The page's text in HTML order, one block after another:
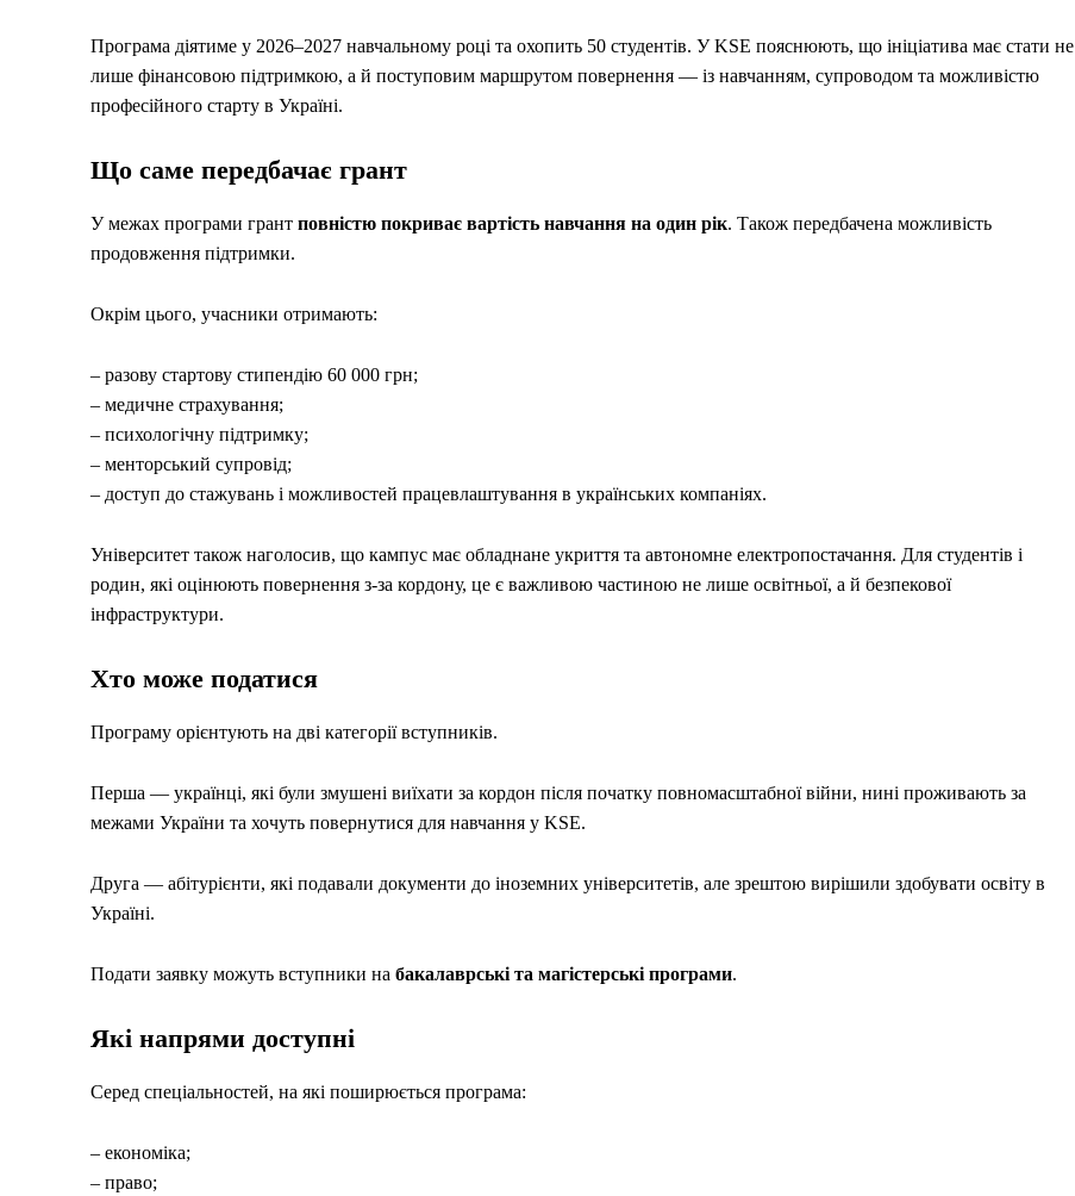
Програма діятиме у 2026–2027 навчальному році та охопить 50 студентів. У KSE пояснюють, що ініціатива має стати не
лише фінансовою підтримкою, а й поступовим маршрутом повернення — із навчанням, супроводом та можливістю
професійного старту в Україні.
Що саме передбачає грант
У межах програми грант повністю покриває вартість навчання на один рік. Також передбачена можливість
продовження підтримки.
Окрім цього, учасники отримають:
– разову стартову стипендію 60 000 грн;
– медичне страхування;
– психологічну підтримку;
– менторський супровід;
– доступ до стажувань і можливостей працевлаштування в українських компаніях.
Університет також наголосив, що кампус має обладнане укриття та автономне електропостачання. Для студентів і
родин, які оцінюють повернення з-за кордону, це є важливою частиною не лише освітньої, а й безпекової
інфраструктури.
Хто може податися
Програму орієнтують на дві категорії вступників.
Перша — українці, які були змушені виїхати за кордон після початку повномасштабної війни, нині проживають за
межами України та хочуть повернутися для навчання у KSE.
Друга — абітурієнти, які подавали документи до іноземних університетів, але зрештою вирішили здобувати освіту в
Україні.
Подати заявку можуть вступники на бакалаврські та магістерські програми.
Які напрями доступні
Серед спеціальностей, на які поширюється програма:
– економіка;
– право;